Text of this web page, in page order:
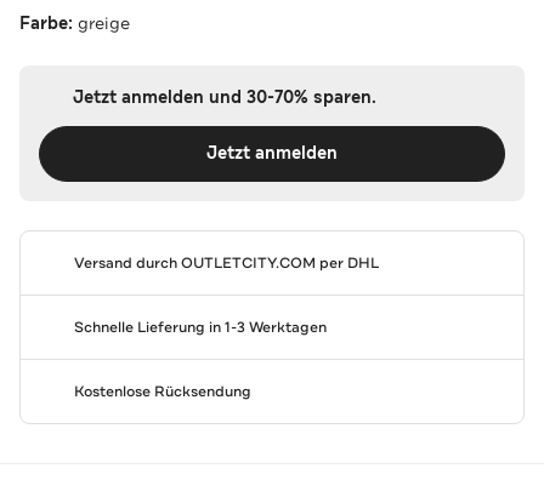
Farbe: greige
Jetzt anmelden und 30-70% sparen.
Jetzt anmelden
Versand durchOUTLETCITY.COM per DHL
Schnelle Lieferung in 1-3 Werktagen
Kostenlose Rücksendung